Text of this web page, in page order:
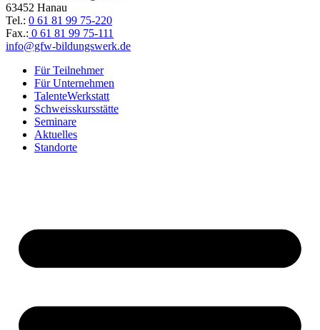
63452 Hanau
Tel.: 0 61 81 99 75-220
Fax.: 0 61 81 99 75-111
info@gfw-bildungswerk.de
Für Teilnehmer
Für Unternehmen
TalenteWerkstatt
Schweisskursstätte
Seminare
Aktuelles
Standorte